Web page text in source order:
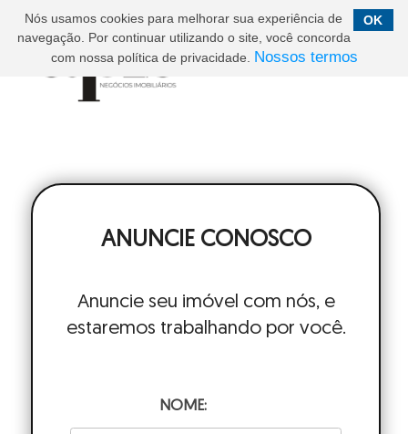
ANUNCIE CONOSCO
Anuncie seu imóvel com nós, e
estaremos trabalhando por você.
NOME:
OK
Nós usamos cookies para melhorar sua experiência de
navegação. Por continuar utilizando o site, você concorda
com nossa política de privacidade. Nossos termos